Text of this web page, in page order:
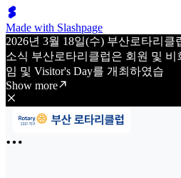
Made with Slashpage
2026년 3월 18일(수) 부산로타리클
소식 부산로타리클럽은 회원 및 비
임 및 Visitor's Day를 개최하였습
Show more